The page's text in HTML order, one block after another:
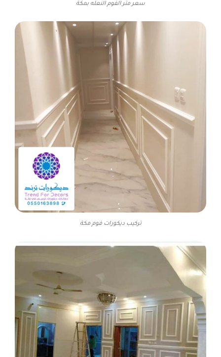
سعر متر الفوم النعله بمكة
تركيب ديكورات فوم مكة